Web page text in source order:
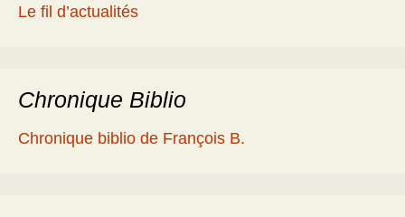
Le fil d’actualités
Chronique Biblio
Chronique biblio de François B.